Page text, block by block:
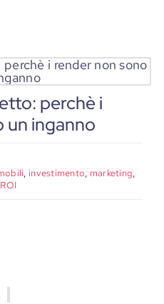
perchè i
un inganno
, investimento, marketing,
ROI